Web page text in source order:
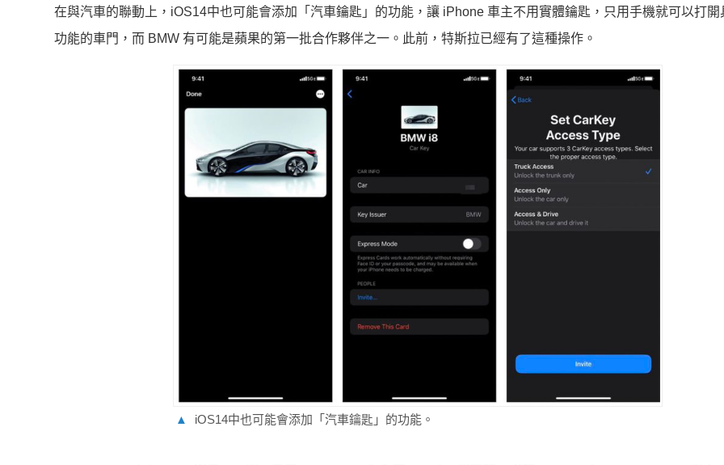
在與汽車的聯動上，iOS14中也可能會添加「汽車鑰匙」的功能，讓 iPhone 車主不用實體鑰匙，只用手機就可以打開
功能的車門，而 BMW 有可能是蘋果的第一批合作夥伴之一。此前，特斯拉已經有了這種操作。
▲ iOS14中也可能會添加「汽車鑰匙」的功能。